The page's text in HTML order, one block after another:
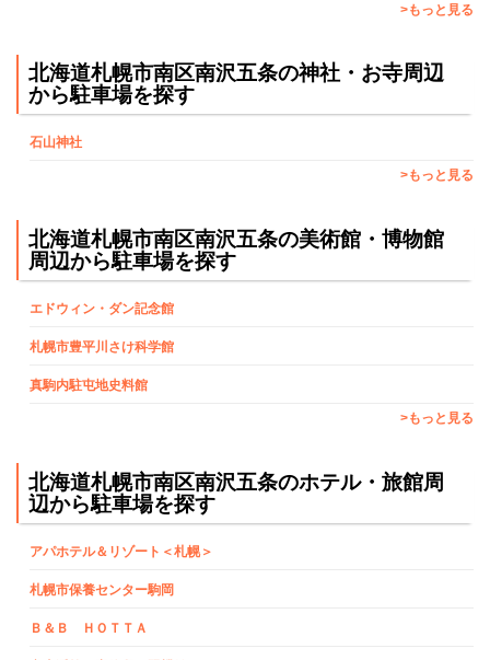
>もっと見る
北海道札幌市南区南沢五条の神社・お寺周辺
から駐車場を探す
石山神社
>もっと見る
北海道札幌市南区南沢五条の美術館・博物館
周辺から駐車場を探す
エドウィン・ダン記念館
札幌市豊平川さけ科学館
真駒内駐屯地史料館
>もっと見る
北海道札幌市南区南沢五条のホテル・旅館周
辺から駐車場を探す
アパホテル＆リゾート＜札幌＞
札幌市保養センター駒岡
Ｂ＆Ｂ ＨＯＴＴＡ